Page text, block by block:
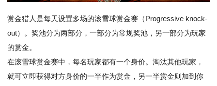
赏金猎人是每天设置多场的滚雪球赏金赛（Progressive knock-
out）。奖池分为两部分，一部分为常规奖池，另一部分为玩家
的赏金。
在滚雪球赏金赛中，每名玩家都有一个身价。淘汰其他玩家，
就可立即获得对方身价的一半作为赏金，另一半赏金则加到你